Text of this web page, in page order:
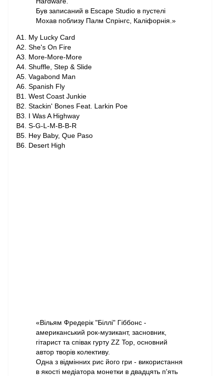
Був записаний в Escape Studio в пустелі
Мохав поблизу Палм Спрінгс, Каліфорнія.»
A1. My Lucky Card
A2. She's On Fire
A3. More-More-More
A4. Shuffle, Step & Slide
A5. Vagabond Man
A6. Spanish Fly
B1. West Coast Junkie
B2. Stackin' Bones Feat. Larkin Poe
B3. I Was A Highway
B4. S-G-L-M-B-B-R
B5. Hey Baby, Que Paso
B6. Desert High
«Вільям Фредерік "Біллі" Гіббонс -
американський рок-музикант, засновник,
гітарист та співак гурту ZZ Top, основний
автор творів колективу.
Одна з відмінних рис його гри - використання
в якості медіатора монетки в двадцять п'ять